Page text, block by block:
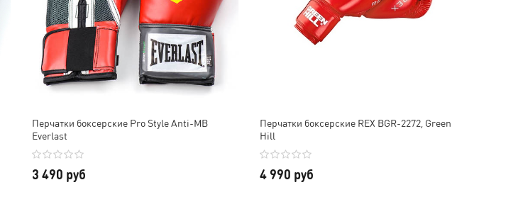
Перчатки боксерские Pro Style Anti-MB
Everlast
3 490 руб
Перчатки боксерские REX BGR-2272, Green
Hill
4 990 руб